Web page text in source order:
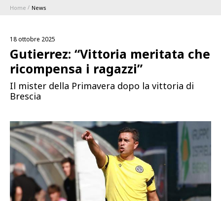
1896 MEMBERSHIP PROGRAM
STAGIONE
Serie A
Coppa Italia
Calendari e Risultati
BLUENERGY STADIUM
MEETING CENTER
SPONSOR
Home News
18 ottobre 2025
Gutierrez: “Vittoria meritata che
ricompensa i ragazzi”
Il mister della Primavera dopo la vittoria di
Brescia